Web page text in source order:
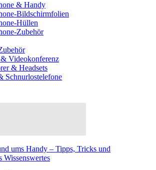
& Handy
Bildschirmfolien
Hüllen
Zubehör
Videokonferenz
& Headsets
Schnurlostelefone
ums Handy – Tipps, Tricks und
Wissenswertes